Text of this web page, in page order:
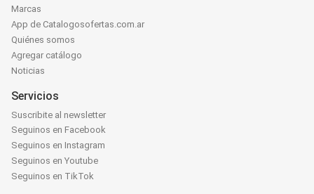
Marcas
App de Catalogosofertas.com.ar
Quiénes somos
Agregar catálogo
Noticias
Servicios
Suscribite al newsletter
Seguinos en Facebook
Seguinos en Instagram
Seguinos en Youtube
Seguinos en TikTok